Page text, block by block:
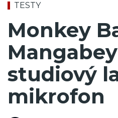
TESTY
Monkey
studiový
mikrofon